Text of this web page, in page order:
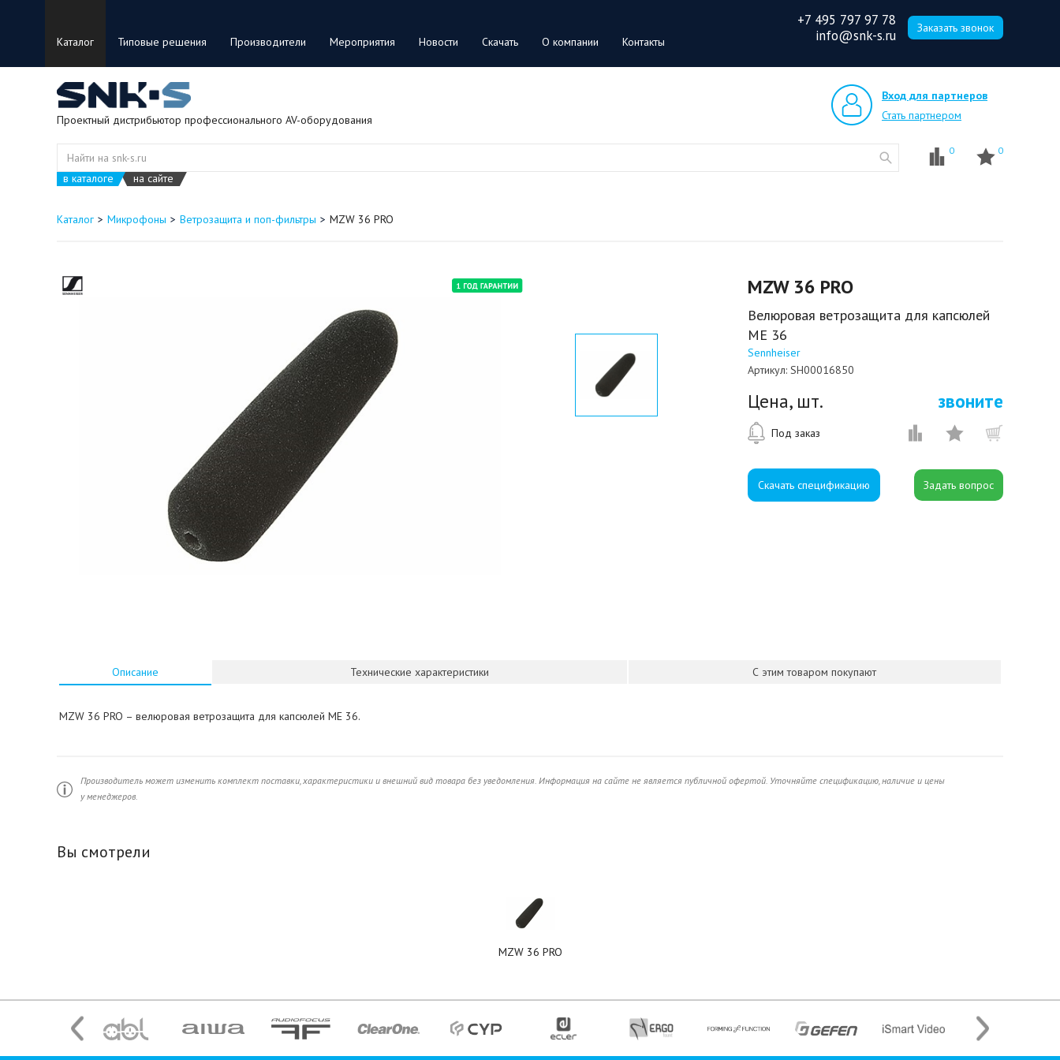
Каталог Типовые решения Производители Мероприятия Новости Скачать О компании Контакты
+7 495 797 97 78
info@snk-s.ru
Заказать звонок
Проектный дистрибьютор профессионального AV-оборудования
Вход для партнеров
Стать партнером
в каталоге на сайте
0 0
Каталог Микрофоны Ветрозащита и поп-фильтры MZW 36 PRO
MZW 36 PRO
Велюровая ветрозащита для капсюлей
МЕ 36
Sennheiser
Артикул: SH00016850
Цена, шт. звоните
Под заказ
Скачать спецификацию
Описание Технические характеристики С этим товаром покупают
MZW 36 PRO – велюровая ветрозащита для капсюлей МЕ 36.
Производитель может изменить комплект поставки, характеристики и внешний вид товара без уведомления. Информация на сайте не является публичной офертой. Уточняйте спецификацию, наличие и цены
у менеджеров.
Вы смотрели
MZW 36 PRO